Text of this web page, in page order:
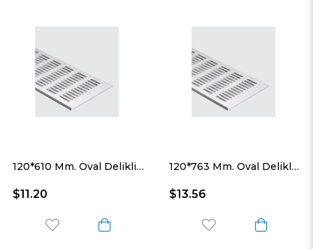
120*610 Mm. Oval Delikli Alüminyum Havalandırma Menfezi
$11.20
120*763 Mm. Oval Delikli Alüminyum Havalandırma Menfezi
$13.56